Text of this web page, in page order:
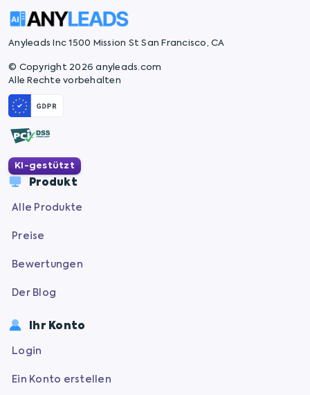
Anyleads Inc 1500 Mission St San Francisco, CA
© Copyright 2026 anyleads.com
Alle Rechte vorbehalten
KI-gestützt
Produkt
Alle Produkte
Preise
Bewertungen
Der Blog
Ihr Konto
Login
Ein Konto erstellen